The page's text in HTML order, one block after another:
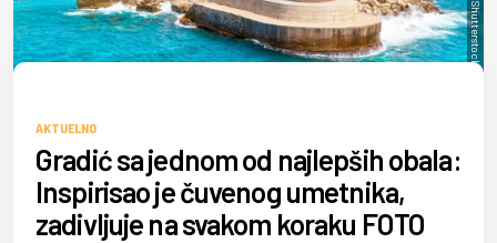
Shutterstock/proslgn
AKTUELNO
Gradić sa jednom od najlepših obala:
Inspirisao je čuvenog umetnika,
zadivljuje na svakom koraku FOTO